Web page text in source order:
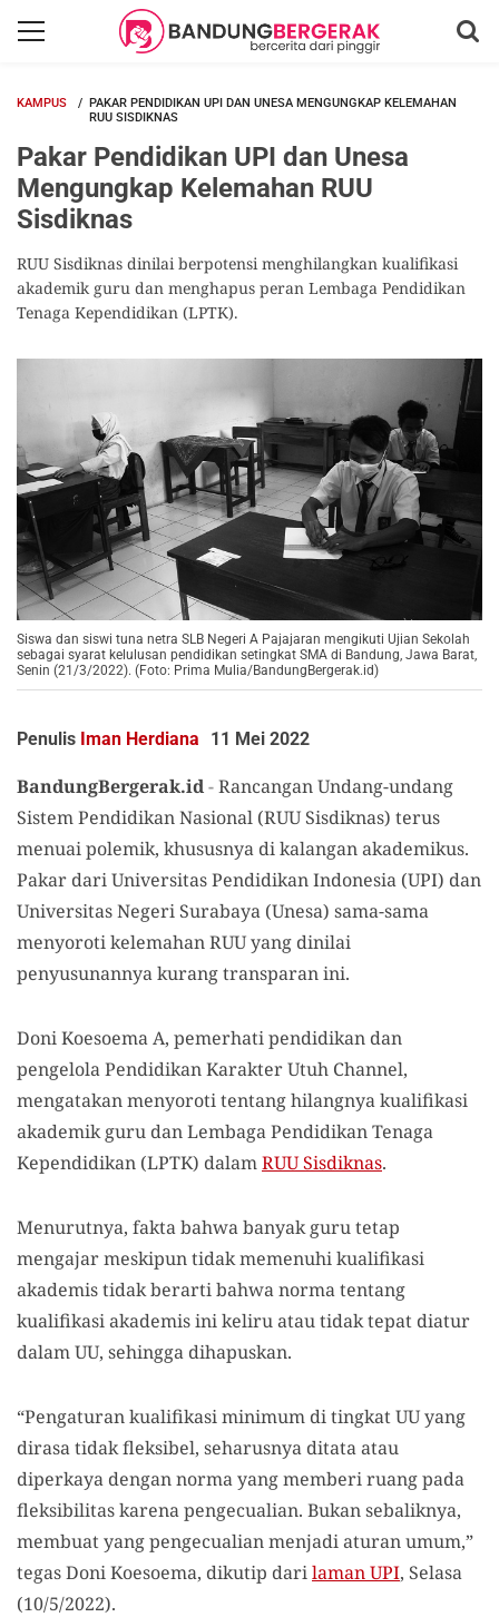
KAMPUS
PAKAR PENDIDIKAN UPI DAN UNESA MENGUNGKAP KELEMAHAN
RUU SISDIKNAS
Pakar Pendidikan UPI dan Unesa
Mengungkap Kelemahan RUU
Sisdiknas
RUU Sisdiknas dinilai berpotensi menghilangkan kualifikasi
akademik guru dan menghapus peran Lembaga Pendidikan
Tenaga Kependidikan (LPTK).
Siswa dan siswi tuna netra SLB Negeri A Pajajaran mengikuti Ujian Sekolah
sebagai syarat kelulusan pendidikan setingkat SMA di Bandung, Jawa Barat,
Senin (21/3/2022). (Foto: Prima Mulia/BandungBergerak.id)
Penulis Iman Herdiana 11 Mei 2022
BandungBergerak.id-Rancangan Undang-undang
Sistem Pendidikan Nasional (RUU Sisdiknas) terus
menuai polemik, khususnya di kalangan akademikus.
Pakar dari Universitas Pendidikan Indonesia (UPI) dan
Universitas Negeri Surabaya (Unesa) sama-sama
menyoroti kelemahan RUU yang dinilai
penyusunannya kurang transparan ini.
Doni Koesoema A, pemerhati pendidikan dan
pengelola Pendidikan Karakter Utuh Channel,
mengatakan menyoroti tentang hilangnya kualifikasi
akademik guru dan Lembaga Pendidikan Tenaga
Kependidikan (LPTK) dalamRUU Sisdiknas.
Menurutnya, fakta bahwa banyak guru tetap
mengajar meskipun tidak memenuhi kualifikasi
akademis tidak berarti bahwa norma tentang
kualifikasi akademis ini keliru atau tidak tepat diatur
dalam UU, sehingga dihapuskan.
“Pengaturan kualifikasi minimum di tingkat UU yang
dirasa tidak fleksibel, seharusnya ditata atau
diperkaya dengan norma yang memberi ruang pada
fleksibilitas karena pengecualian. Bukan sebaliknya,
membuat yang pengecualian menjadi aturan umum,”
tegas Doni Koesoema, dikutip darilaman UPI, Selasa
(10/5/2022).